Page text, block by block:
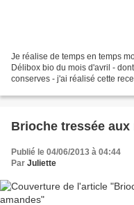
Je réalise de temps en temps
Délibox bio du mois d'avril -
conserves - j'ai réalisé cette
Brioche tressée
Publié le 04/06/2013 à 04:44
Par Juliette